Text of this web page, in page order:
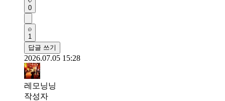
0
1
답글 쓰기
2026.07.05 15:28
레모닝닝
작성자